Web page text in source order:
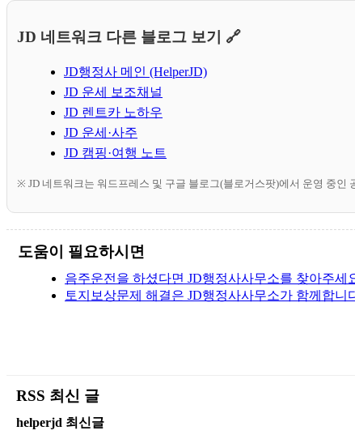
JD 네트워크 다른 블로그 보기 🔗
JD행정사 메인 (HelperJD)
JD 운세 보조채널
JD 렌트카 노하우
JD 운세·사주
JD 캠핑·여행 노트
※ JD 네트워크는 워드프레스 및 구글 블로그(블로거스팟)에서 운영 중인
도움이 필요하시면
음주운전을 하셨다면 JD행정사사무소를 찾아주세
토지보상문제 해결은 JD행정사사무소가 함께합니
RSS 최신 글
helperjd 최신글